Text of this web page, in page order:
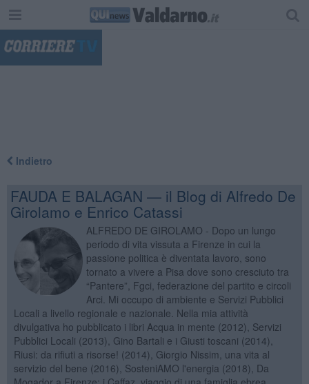
Indietro
FAUDA E BALAGAN — il Blog di Alfredo De
Girolamo e Enrico Catassi
ALFREDO DE GIROLAMO - Dopo un lungo
periodo di vita vissuta a Firenze in cui la
passione politica è diventata lavoro, sono
tornato a vivere a Pisa dove sono cresciuto tra
“Pantere”, Fgci, federazione del partito e circoli
Arci. Mi occupo di ambiente e Servizi Pubblici
Locali a livello regionale e nazionale. Nella mia attività
divulgativa ho pubblicato i libri Acqua in mente (2012), Servizi
Pubblici Locali (2013), Gino Bartali e i Giusti toscani (2014),
Riusi: da rifiuti a risorse! (2014), Giorgio Nissim, una vita al
servizio del bene (2016), SosteniAMO l'energia (2018), Da